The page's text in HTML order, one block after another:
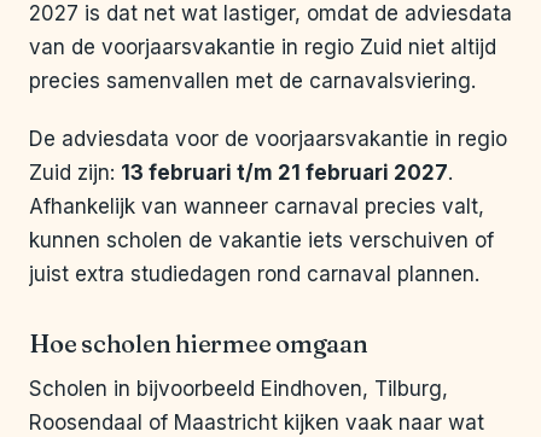
2027 is dat net wat lastiger, omdat de adviesdata
van de voorjaarsvakantie in regio Zuid niet altijd
precies samenvallen met de carnavalsviering.
De adviesdata voor de voorjaarsvakantie in regio
Zuid zijn: 13 februari t/m 21 februari 2027.
Afhankelijk van wanneer carnaval precies valt,
kunnen scholen de vakantie iets verschuiven of
juist extra studiedagen rond carnaval plannen.
Hoe scholen hiermee omgaan
Scholen in bijvoorbeeld Eindhoven, Tilburg,
Roosendaal of Maastricht kijken vaak naar wat